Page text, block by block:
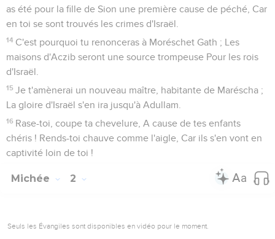
as été pour la fille de Sion une première cause de péché, Car
en toi se sont trouvés les crimes d'Israël.
14 C'est pourquoi tu renonceras à Moréschet Gath ; Les
maisons d'Aczib seront une source trompeuse Pour les rois
d'Israël.
15 Je t'amènerai un nouveau maître, habitante de Maréscha ;
La gloire d'Israël s'en ira jusqu'à Adullam.
16 Rase-toi, coupe ta chevelure, A cause de tes enfants
chéris ! Rends-toi chauve comme l'aigle, Car ils s'en vont en
captivité loin de toi !
Michée 2
Seuls les Évangiles sont disponibles en vidéo pour le moment.